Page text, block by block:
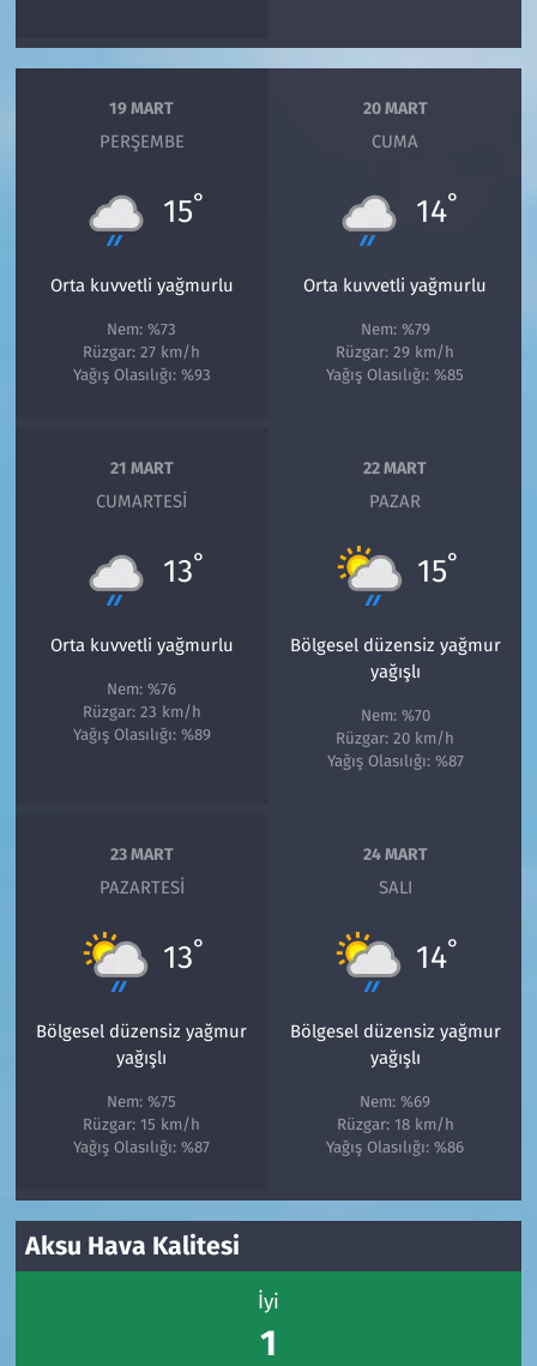
19 MART
PERŞEMBE
15°
Orta kuvvetli yağmurlu
Nem: %73
Rüzgar: 27 km/h
Yağış Olasılığı: %93
20 MART
CUMA
14°
Orta kuvvetli yağmurlu
Nem: %79
Rüzgar: 29 km/h
Yağış Olasılığı: %85
21 MART
CUMARTESI
13°
Orta kuvvetli yağmurlu
Nem: %76
Rüzgar: 23 km/h
Yağış Olasılığı: %89
22 MART
PAZAR
15°
Bölgesel düzensiz yağmur
yağışlı
Nem: %70
Rüzgar: 20 km/h
Yağış Olasılığı: %87
23 MART
PAZARTESI
13°
Bölgesel düzensiz yağmur
yağışlı
Nem: %75
Rüzgar: 15 km/h
Yağış Olasılığı: %87
24 MART
SALI
14°
Bölgesel düzensiz yağmur
yağışlı
Nem: %69
Rüzgar: 18 km/h
Yağış Olasılığı: %86
Aksu Hava Kalitesi
İyi
1